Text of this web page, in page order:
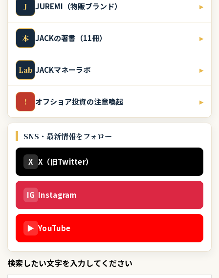
J JUREMI（物販ブランド） ▸
本 JACKの著書（11冊） ▸
Lab JACKマネーラボ ▸
! オフショア投資の注意喚起 ▸
SNS・最新情報をフォロー
X X（旧Twitter）
IG Instagram
▶ YouTube
検索したい文字を入力してください